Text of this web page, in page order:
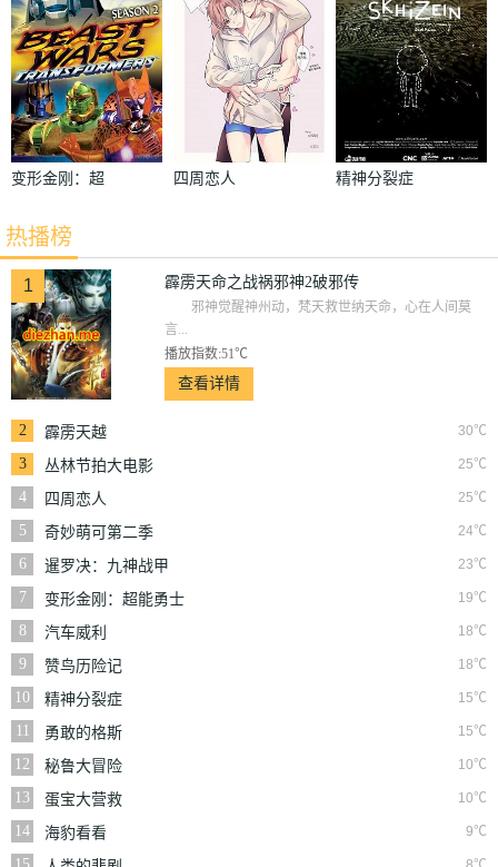
传
变形金刚：超
四周恋人 精神分裂症
热播榜
1 霹雳天命之战祸邪神2破邪传
邪神觉醒神州动，梵天救世纳天命，心在人间莫
言...
播放指数:51℃
查看详情
2 30℃
霹雳天越
3
25℃
丛林节拍大电影
4
25℃
四周恋人
5
24℃
奇妙萌可第二季
6
23℃
暹罗决：九神战甲
7
19℃
变形金刚：超能勇士
第二季
8 18℃
汽车威利
9
18℃
赞鸟历险记
10
15℃
精神分裂症
11
15℃
勇敢的格斯
12
10℃
秘鲁大冒险
13
10℃
蛋宝大营救
14
9℃
海豹看看